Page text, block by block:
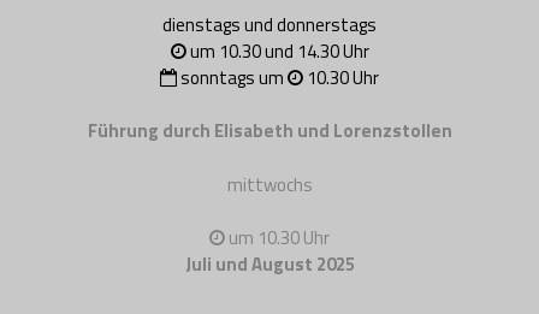
dienstags und donnerstags
um 10.30 und 14.30 Uhr
sonntags um
10.30 Uhr
Führung durch Elisabeth und Lorenzstollen
mittwochs
um 10.30 Uhr
Juli und August 2025